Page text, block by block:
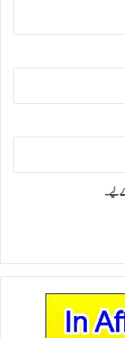
کےلیے۔